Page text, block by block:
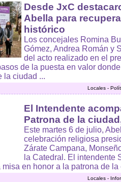
Desde JxC
Abella para
histórico
Los concejales Romina
Gómez, Andrea Román y
del acto realizado en el
de la puesta en valor
la ciudad ...
Locales -
El Intendente
Patrona de la
Este martes 6 de julio,
celebración religiosa
Zárate Campana,
la Catedral. El intendente
misa en honor a la patrona de
Locales -